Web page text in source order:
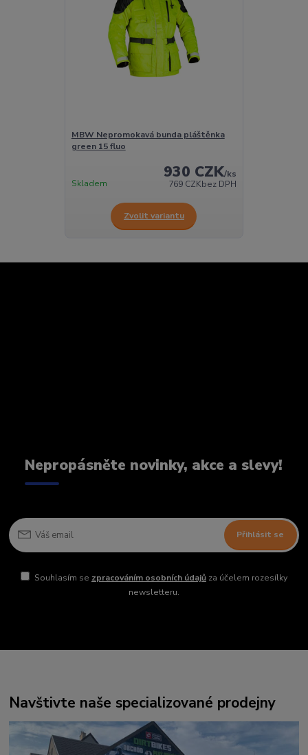
MBW Nepromokavá bunda pláštěnka
green 15 fluo
930 CZK/ks
769 CZKbez DPH
Skladem
Zvolit variantu
Nepropásněte novinky, akce a slevy!
Přihlásit se
Souhlasím se zpracováním osobních údajůza účelem rozesílky
newsletteru.
Navštivte naše specializované prodejny